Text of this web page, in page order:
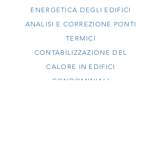
ENERGETICA DEGLI EDIFICI
ANALISI E CORREZIONE PONTI
TERMICI
CONTABILIZZAZIONE DEL
CALORE IN EDIFICI
CONDOMINIALI